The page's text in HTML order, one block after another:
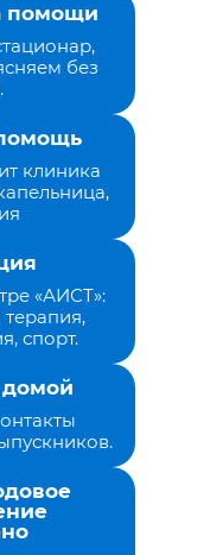
помощи
без
клиника
«АИСТ»:
терапия,
спорт.